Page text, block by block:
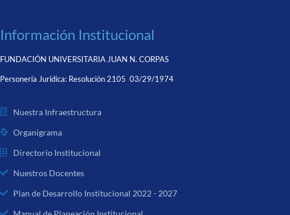
Información Institucional
FUNDACIÓN UNIVERSITARIA JUAN N. CORPAS
Personería Jurídica: Resolución 2105 03/29/1974
Nuestra Infraestructura
Organigrama
Directorio Institucional
Nuestros Docentes
Plan de Desarrollo Institucional 2022 - 2027